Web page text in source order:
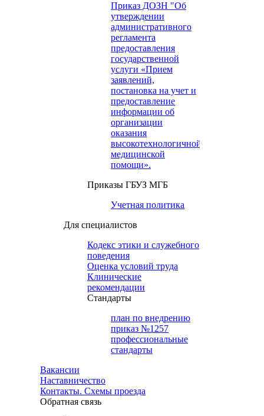
Приказ ДОЗН "Об
утверждении
административного
регламента
предоставления
государственной
услуги «Прием
заявлений,
постановка на учет и
предоставление
информации об
организации
оказания
высокотехнологичной
медицинской
помощи».
Приказы ГБУЗ МГБ
Учетная политика
Для специалистов
Кодекс этики и служебного
поведения
Оценка условий труда
Клинические
рекомендации
Cтандарты
план по внедрению
приказ №1257
профессиональные
стандарты
Вакансии
Наставничество
Контакты. Схемы проезда
Обратная связь